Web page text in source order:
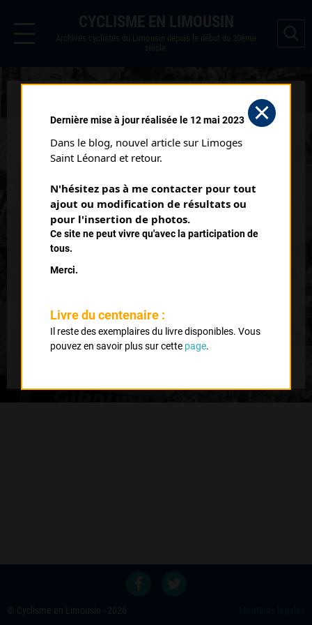
CYCLISME EN LIMOUSIN
Archives cyclistes du Limousin depuis le début du 20ème
siècle.
Courses ayant eu lieu:
1
23 mai 1982
10
26 mai 1984
Nb classés
1
Dernière mise à jour réalisée le 12 mai 2023
Dans le blog, nouvel article sur Limoges
Saint Léonard et retour.
N'hésitez pas à me contacter pour tout
ajout ou modification de résultats ou
pour l'insertion de photos.
Ce site ne peut vivre qu'avec la participation de
tous.
Merci.
Livre du centenaire :
Il reste des exemplaires du livre disponibles. Vous
pouvez en savoir plus sur cette page.
© Cyclisme en Limousin - 2026